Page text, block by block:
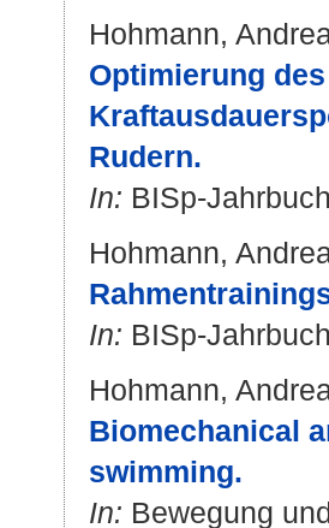
Hohmann,
Optimierung
Rudern.
In: BISp-
Hohmann,
In: BISp-
Hohmann,
Biomechanical
swimming.
In: Bewegung